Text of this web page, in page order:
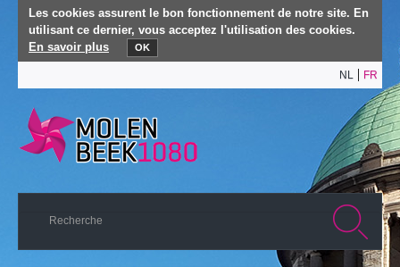
Les cookies assurent le bon fonctionnement de notre site. En
utilisant ce dernier, vous acceptez l'utilisation des cookies.
En savoir plus
OK
NL FR